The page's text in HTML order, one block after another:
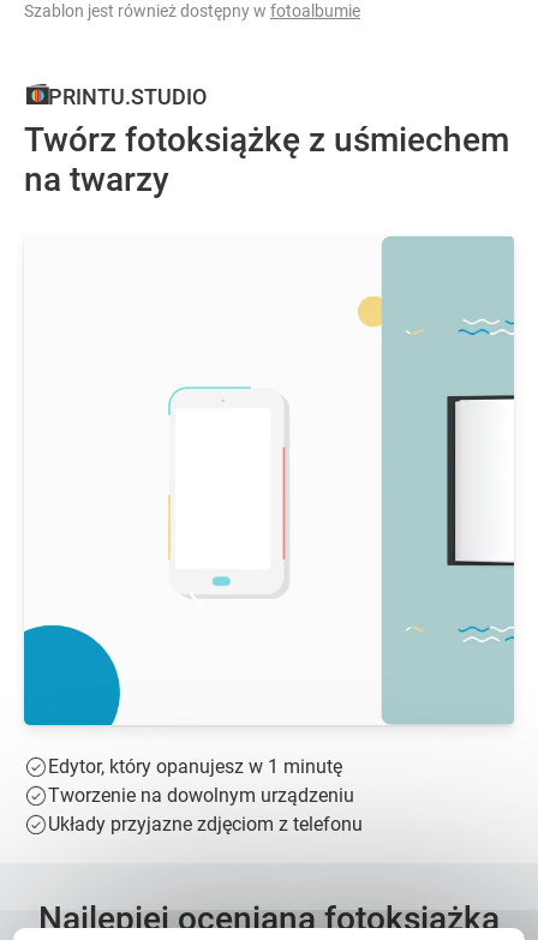
Szablon jest również dostępny w fotoalbumie
PRINTU.STUDIO
Twórz fotoksiążkę z uśmiechem
na twarzy
Edytor, który opanujesz w 1 minutę
Tworzenie na dowolnym urządzeniu
Układy przyjazne zdjęciom z telefonu
Najlepiej oceniana fotoksiążka